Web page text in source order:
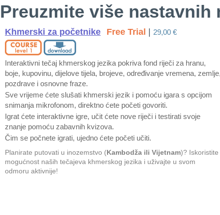
Preuzmite više nastavnih
Khmerski za početnike Free Trial 29,00 €
Interaktivni tečaj khmerskog jezika pokriva fond riječi za hranu,
boje, kupovinu, dijelove tijela, brojeve, određivanje vremena,
pozdrave i osnovne fraze.
Sve vrijeme ćete slušati khmerski jezik i pomoću igara s opcijom
snimanja mikrofonom, direktno ćete početi govoriti.
Igrat ćete interaktivne igre, učit ćete nove riječi i testirati svoje
znanje pomoću zabavnih kvizova.
Čim se počnete igrati, ujedno ćete početi učiti.
Planirate putovati u inozemstvo ( Kambodža ili Vijetnam)? Iskoristite
mogućnost naših tečajeva khmerskog jezika i uživajte u svom
odmoru aktivnije!